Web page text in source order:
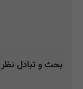
بحث و تبادل نظر